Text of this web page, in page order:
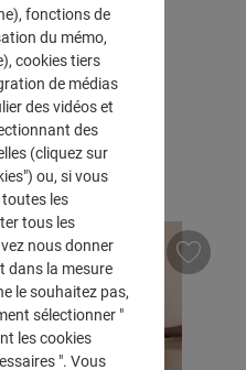
Entrez la quantité
panier
fonctions de
du mémo,
cookies tiers
de médias
des vidéos et
des
(cliquez sur
ou, si vous
les
tous les
nous donner
dans la mesure
le souhaitez pas,
sélectionner "
les cookies
". Vous